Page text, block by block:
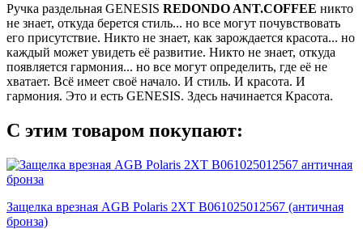
Ручка раздельная GENESIS REDONDO ANT.COFFEE никто
не знает, откуда берется стиль... но все могут почувствовать
его присутствие. Никто не знает, как зарождается красота... но
каждый может увидеть её развитие. Никто не знает, откуда
появляется гармония... но все могут определить, где её не
хватает. Всё имеет своё начало. И стиль. И красота. И
гармония. Это и есть GENESIS. Здесь начинается Красота.
С этим товаром покупают:
Защелка врезная AGB Polaris 2XT B061025012567 (античная
бронза)